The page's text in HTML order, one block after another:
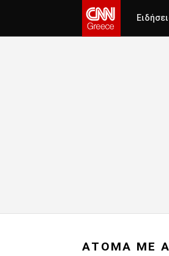
ΑΤΟΜΑ ΜΕ